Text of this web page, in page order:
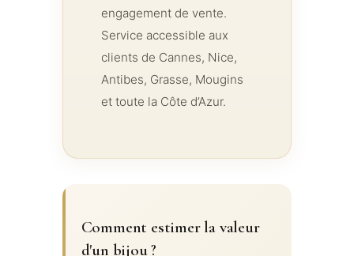
engagement de vente.
Service accessible aux
clients de Cannes, Nice,
Antibes, Grasse, Mougins
et toute la Côte d’Azur.
Comment estimer la valeur
d'un bijou ?